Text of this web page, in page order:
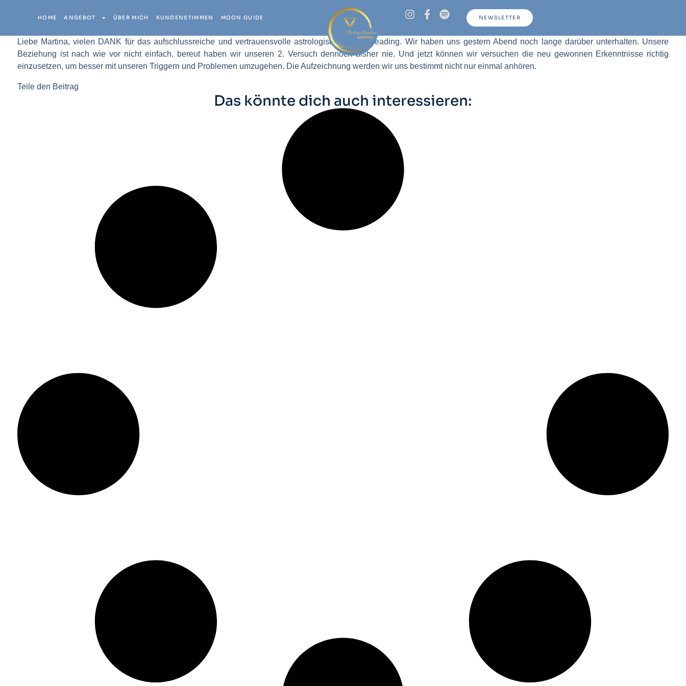
HOME ANGEBOT ÜBER MICH KUNDENSTIMMEN MOON GUIDE NEWSLETTER
Liebe Martina, vielen DANK für das aufschlussreiche und vertrauensvolle astrologische Partnerreading. Wir haben uns gestern Abend noch lange darüber unterhalten. Unsere
Beziehung ist nach wie vor nicht einfach, bereut haben wir unseren 2. Versuch dennoch bisher nie. Und jetzt können wir versuchen die neu gewonnen Erkenntnisse richtig
einzusetzen, um besser mit unseren Triggern und Problemen umzugehen. Die Aufzeichnung werden wir uns bestimmt nicht nur einmal anhören.
Teile den Beitrag
Das könnte dich auch interessieren: